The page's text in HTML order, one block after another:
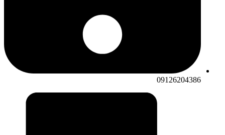
09126204386